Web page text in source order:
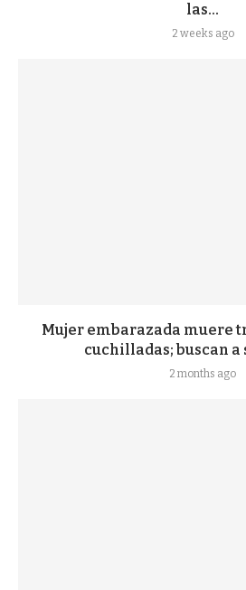
las...
2 weeks ago
Mujer embarazada muere
cuchilladas; buscan a
2 months ago